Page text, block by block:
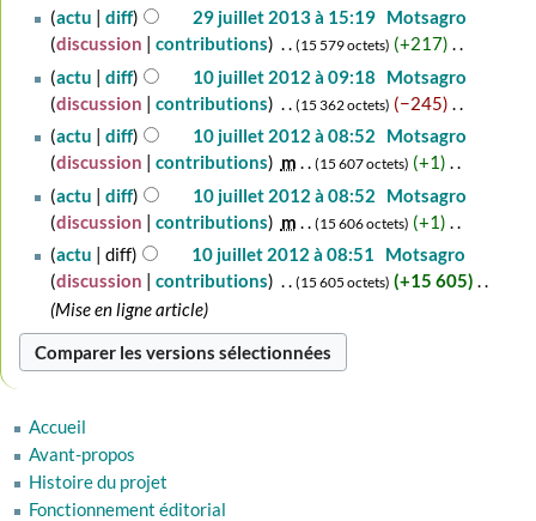
29
juillet
2013
actu diff 29 juillet 2013 à 15:19‎ Motsagro
discussion
contributions 15 579 octets +217
A
u
c
u
n
r
é
s
u
m
é
d
m
o
d
10
juillet
2012
actu diff 10 juillet 2012 à 09:18
Motsagro
discussion
contributions 15 362 octets −245
A
u
c
u
n
r
é
s
u
m
d
e
actu diff 10 juillet 2012 à 08:52
Motsagro
discussion
contributions m 15 607 octets +1
A
u
c
u
n
r
é
s
m
é
d
e
actu diff 10 juillet 2012 à 08:52
Motsagro
discussion
contributions m 15 606 octets +1
A
u
c
u
n
s
u
m
é
actu diff 10 juillet 2012 à 08:51
Motsagro
discussion
contributions 15 605 octets +15 605
Mise en ligne article
Accueil
Avant-propos
Histoire du projet
Fonctionnement éditorial